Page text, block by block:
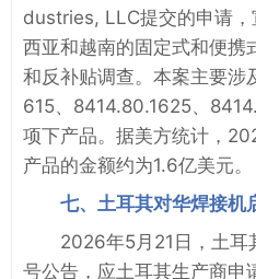
dustries, LLC提交的申请
西亚和越南的固定式和便携
和反补贴调查。本案主要涉
615、8414.80.1625、
项下产品。据美方统计，
产品的金额约为1.6亿美元。
七、土耳其对华焊接机
2026年5月21日，土
号公告，应土耳其生产商申